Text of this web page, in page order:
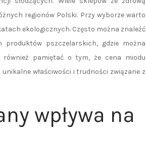
regionów Polski. Przy wyborze warto
ekologicznych. Często można znaleźć
pszczelarskich, gdzie można
pamiętać o tym, że cena miodu
właściwości i trudności związane z
wpływa na